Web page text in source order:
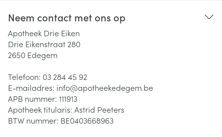
Neem contact met ons op
Apotheek Drie Eiken
Drie Eikenstraat 280
2650 Edegem
Telefoon: 03 284 45 92
E-mailadres: info@apotheekedegem.be
APB nummer: 111913
Apotheek titularis: Astrid Peeters
BTW nummer: BE0403668963